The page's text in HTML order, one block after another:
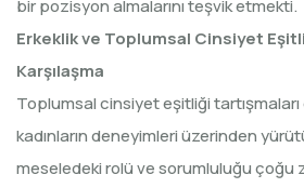
bir pozisyon almalarını teşvik etmekti.
Erkeklik ve Toplumsal Cinsiyet
Karşılaşma
Toplumsal cinsiyet eşitliği
kadınların deneyimleri üzerinden
meseledeki rolü ve sorumluluğu çoğu